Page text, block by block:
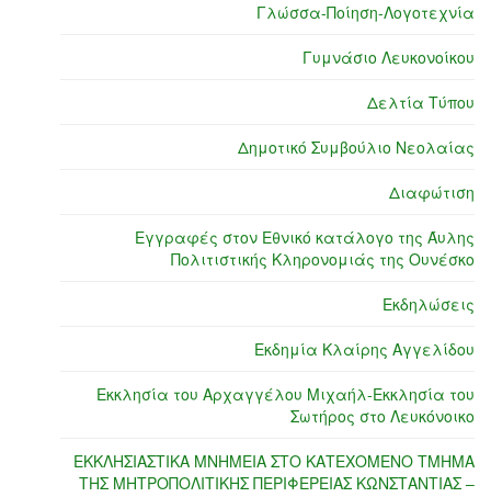
Γλώσσα-Ποίηση-Λογοτεχνία
Γυμνάσιο Λευκονοίκου
Δελτία Τύπου
Δημοτικό Συμβούλιο Νεολαίας
Διαφώτιση
Εγγραφές στον Εθνικό κατάλογο της Άυλης
Πολιτιστικής Κληρονομιάς της Ουνέσκο
Εκδηλώσεις
Εκδημία Κλαίρης Αγγελίδου
Εκκλησία του Αρχαγγέλου Μιχαήλ-Εκκλησία του
Σωτήρος στο Λευκόνοικο
ΕΚΚΛΗΣΙΑΣΤΙΚΑ ΜΝΗΜΕΙΑ ΣΤΟ ΚΑΤΕΧΟΜΕΝΟ ΤΜΗΜΑ
ΤΗΣ ΜΗΤΡΟΠΟΛΙΤΙΚΗΣ ΠΕΡΙΦΕΡΕΙΑΣ ΚΩΝΣΤΑΝΤΙΑΣ –